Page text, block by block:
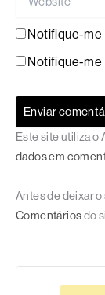
Notifique-me
Notifique-me
Este site utiliza o
dados em
Antes de deixar
Comentáriosdo